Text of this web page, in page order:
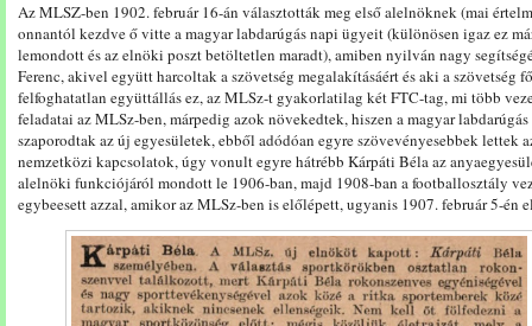
Az MLSZ-ben 1902. február 16-án választották meg első alelnöknek (mai
onnantól kezdve ő vitte a magyar labdarúgás napi ügyeit (különösen igaz ez
lemondott és az elnöki poszt betöltetlen maradt), amiben nyilván nagy
Ferenc, akivel együtt harcoltak a szövetség megalakításáért és aki a szövetség
felfoghatatlan együttállás ez, az MLSz-t gyakorlatilag két FTC-tag, mi több
feladatai az MLSz-ben, márpedig azok növekedtek, hiszen a magyar
szaporodtak az új egyesületek, ebből adódóan egyre szövevényesebbek
nemzetközi kapcsolatok, úgy vonult egyre hátrébb Kárpáti Béla az
alelnöki funkciójáról mondott le 1906-ban, majd 1908-ban a footballosztály
egybeesett azzal, amikor az MLSz-ben is előlépett, ugyanis 1907. február 5-én